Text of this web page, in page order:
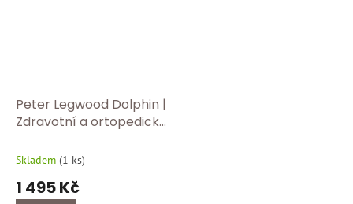
Peter Legwood Dolphin |
Zdravotní a ortopedické
školy, práce i na doma -
Skladem (1 ks)
1 495 Kč